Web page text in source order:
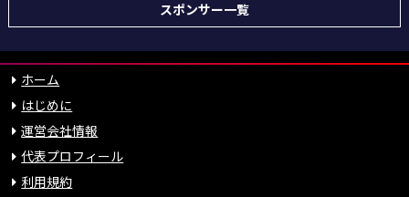
スポンサー一覧
ホーム
はじめに
運営会社情報
代表プロフィール
利用規約